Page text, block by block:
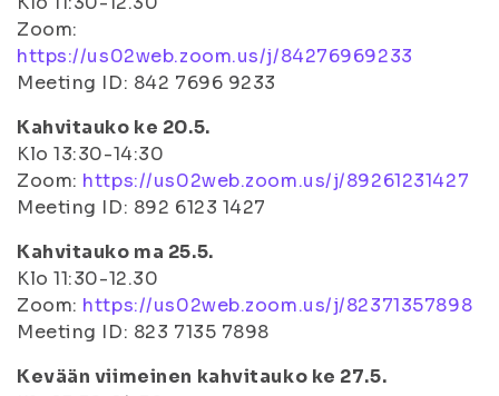
Zoom:
https://us02web.zoom.us/j/84276969233
Meeting ID: 842 7696 9233
Kahvitauko ke 20.5.
Klo 13:30-14:30
Zoom: https://us02web.zoom.us/j/89261231427
Meeting ID: 892 6123 1427
Kahvitauko ma 25.5.
Klo 11:30-12.30
Zoom: https://us02web.zoom.us/j/82371357898
Meeting ID: 823 7135 7898
Kevään viimeinen kahvitauko ke 27.5.